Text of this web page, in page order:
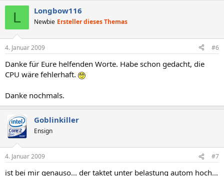
L Longbow116
Newbie Ersteller dieses Themas
4. Januar 2009 #6
Danke für Eure helfenden Worte. Habe schon gedacht, die
CPU wäre fehlerhaft.
Danke nochmals.
Goblinkiller
Ensign
4. Januar 2009 #7
ist bei mir genauso... der taktet unter belastung autom hoch...